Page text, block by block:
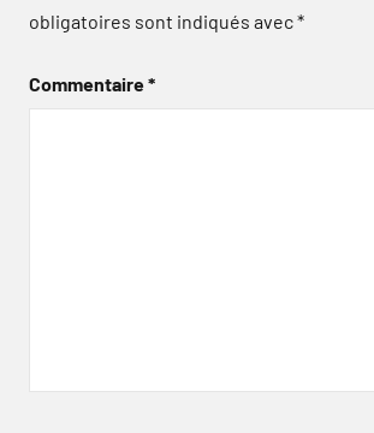
obligatoires sont indiqués avec*
Commentaire*